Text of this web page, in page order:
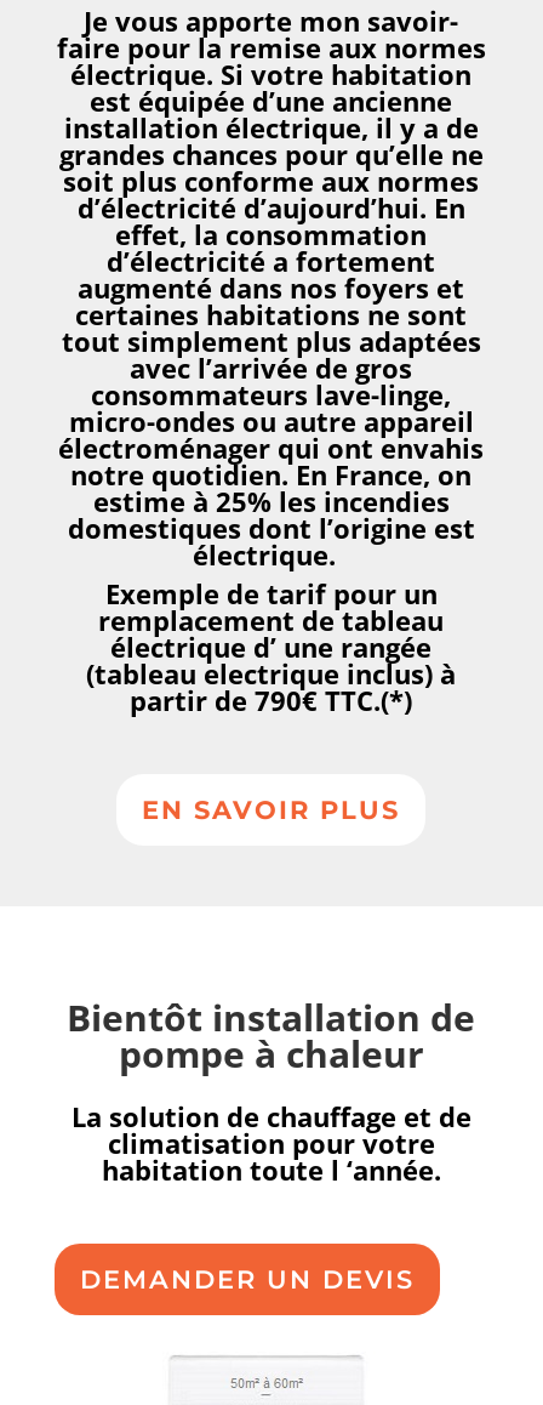
Je vous apporte mon savoir-
faire pour la remise aux normes
électrique. Si votre habitation
est équipée d’une ancienne
installation électrique, il y a de
grandes chances pour qu’elle ne
soit plus conforme aux normes
d’électricité d’aujourd’hui. En
effet, la consommation
d’électricité a fortement
augmenté dans nos foyers et
certaines habitations ne sont
tout simplement plus adaptées
avec l’arrivée de gros
consommateurs lave-linge,
micro-ondes ou autre appareil
électroménager qui ont envahis
notre quotidien. En France, on
estime à 25% les incendies
domestiques dont l’origine est
électrique.
Exemple de tarif pour un
remplacement de tableau
électrique d’ une rangée
(tableau electrique inclus) à
partir de 790€ TTC.(*)
EN SAVOIR PLUS
Bientôt installation de
pompe à chaleur
La solution de chauffage et de
climatisation pour votre
habitation toute l ‘année.
DEMANDER UN DEVIS